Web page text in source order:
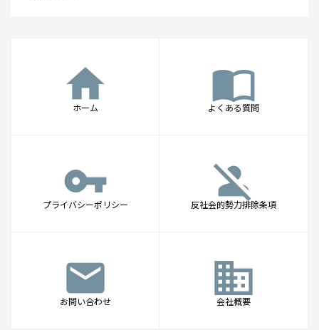
home
ホーム
import_contacts
よくある質問
vpn_key
プライバシーポリシー
person_off
反社会的勢力排除条項
mail
お問い合わせ
business
会社概要